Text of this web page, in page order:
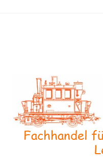
Fachhandel